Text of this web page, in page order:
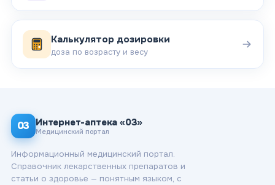
Калькулятор дозировки
доза по возрасту и весу
03 Интернет-аптека «03»
Медицинский портал
Информационный медицинский портал.
Справочник лекарственных препаратов и
статьи о здоровье — понятным языком, с